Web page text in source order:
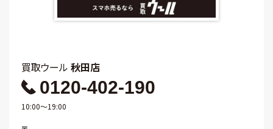
買取ウール 秋田店
0120-402-190
10:00～19:00